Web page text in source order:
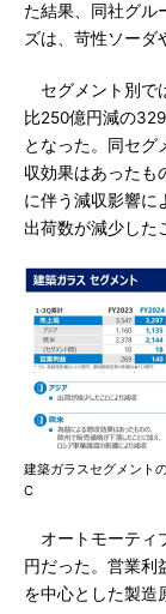
た結果、同社グル
ズは、苛性ソーダ
セグメント別で
比250億円減の
となった。同セグ
収効果はあったも
に伴う減収影響に
出荷数が減少した
建築ガラスセグメント
C
オートモーティ
円だった。営業利
を中心とした製造